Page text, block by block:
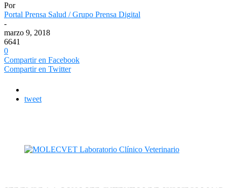
Por
Portal Prensa Salud / Grupo Prensa Digital
-
marzo 9, 2018
6641
0
Compartir en Facebook
Compartir en Twitter
tweet